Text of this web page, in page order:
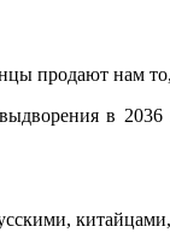
продают нам
в 2036